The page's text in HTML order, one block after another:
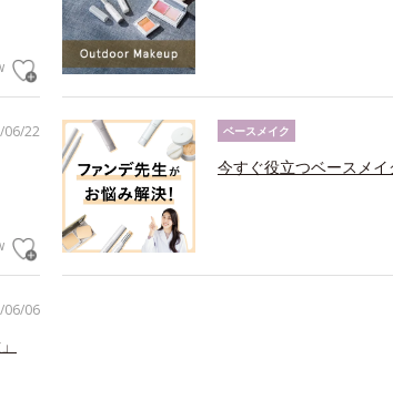
06/22 ベースメイク
今すぐ役立つベースメ
06/06